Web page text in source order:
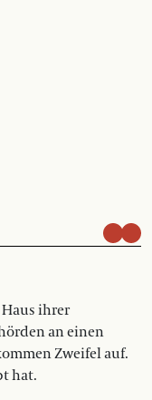
ihrer
an einen
Zweifel auf.
hat.